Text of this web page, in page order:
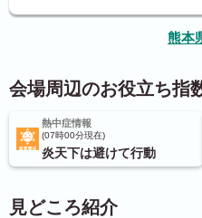
熊本
会場周辺のお役立ち指
熱中症情報
07時00分現在
炎天下は避けて行動
見どころ紹介